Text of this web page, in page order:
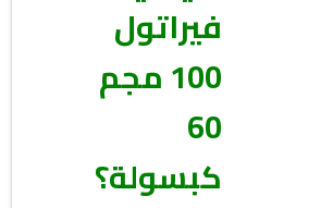
فيراتول
100 مجم
كبسولة؟